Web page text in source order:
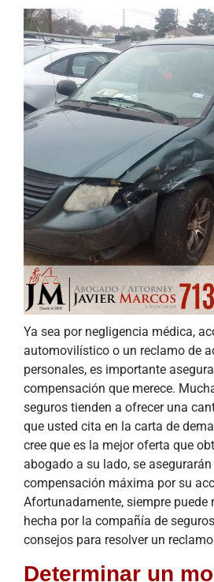
Ya sea por negligencia médica,
automovilístico o un reclamo de
personales, es importante
compensación que merece.
seguros tienden a ofrecer una
que usted cita en la carta de
cree que es la mejor oferta que
abogado a su lado, se
compensación máxima por su
Afortunadamente, siempre puede
hecha por la compañía de
consejos para resolver un
Determinar un